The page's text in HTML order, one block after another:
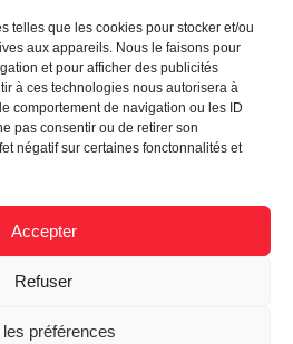
telles que les cookies pour stocker et/ou
aux appareils. Nous le faisons pour
et pour afficher des publicités
à ces technologies nous autorisera à
comportement de navigation ou les ID
pas consentir ou de retirer son
négatif sur certaines fonctonnalités et
Accepter
Refuser
les préférences
Versom VR